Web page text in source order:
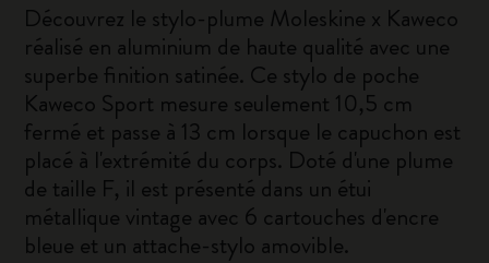
Découvrez le stylo-plume Moleskine x Kaweco
réalisé en aluminium de haute qualité avec une
superbe finition satinée. Ce stylo de poche
Kaweco Sport mesure seulement 10,5 cm
fermé et passe à 13 cm lorsque le capuchon est
placé à l'extrémité du corps. Doté d'une plume
de taille F, il est présenté dans un étui
métallique vintage avec 6 cartouches d'encre
bleue et un attache-stylo amovible.